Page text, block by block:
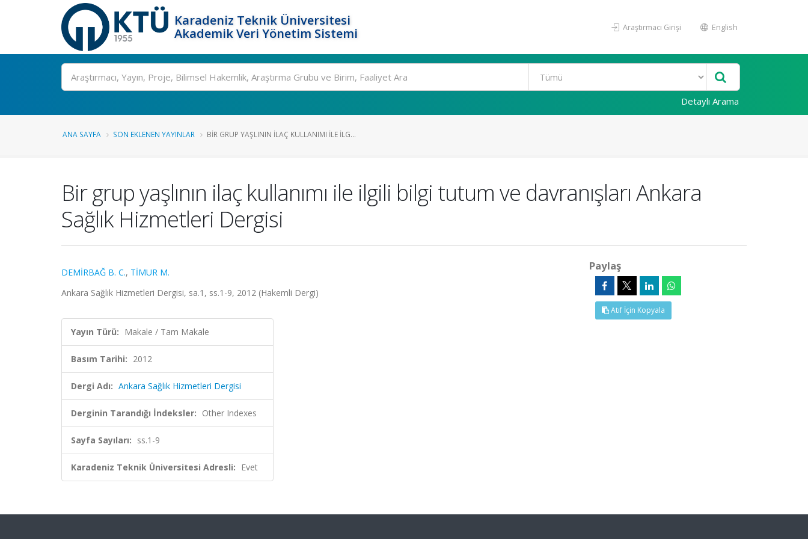
Karadeniz Teknik Üniversitesi
Akademik Veri Yönetim Sistemi
Araştırmacı Girişi English
Ara
Detaylı Arama
ANA SAYFA SON EKLENEN YAYINLAR BIR GRUP YAŞLININ ILAÇ KULLANIMI ILE ILG...
Bir grup yaşlının ilaç kullanımı ile ilgili bilgi tutum ve davranışları Ankara
Sağlık Hizmetleri Dergisi
DEMİRBAĞ B. C., TİMUR M.
Ankara Sağlık Hizmetleri Dergisi, sa.1, ss.1-9, 2012 (Hakemli Dergi)
Yayın Türü: Makale / Tam Makale
Basım Tarihi: 2012
Dergi Adı: Ankara Sağlık Hizmetleri Dergisi
Derginin Tarandığı İndeksler: Other Indexes
Sayfa Sayıları: ss.1-9
Karadeniz Teknik Üniversitesi Adresli: Evet
Paylaş
Atıf İçin Kopyala